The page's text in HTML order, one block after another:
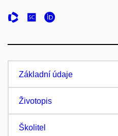
Základní údaje
Životopis
Školitel